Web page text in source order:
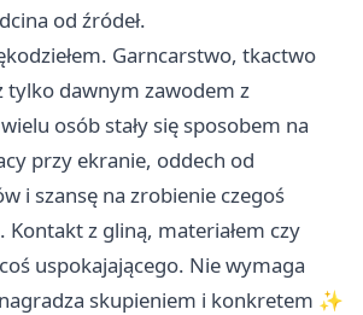
od źródeł.
Garncarstwo, tkactwo
tylko dawnym zawodem z
osób stały się sposobem na
przy ekranie, oddech od
i szansę na zrobienie czegoś
Kontakt z gliną, materiałem czy
uspokajającego. Nie wymaga
skupieniem i konkretem ✨